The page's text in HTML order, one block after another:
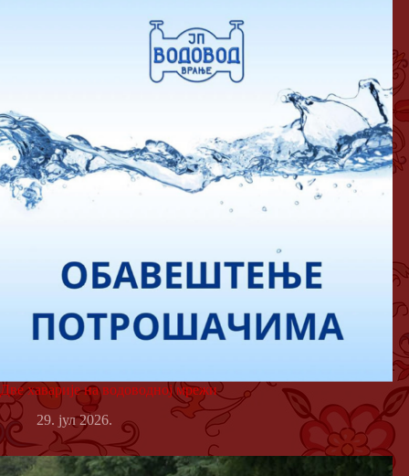
Две хаварије на водоводној мрежи
29. јул 2026.